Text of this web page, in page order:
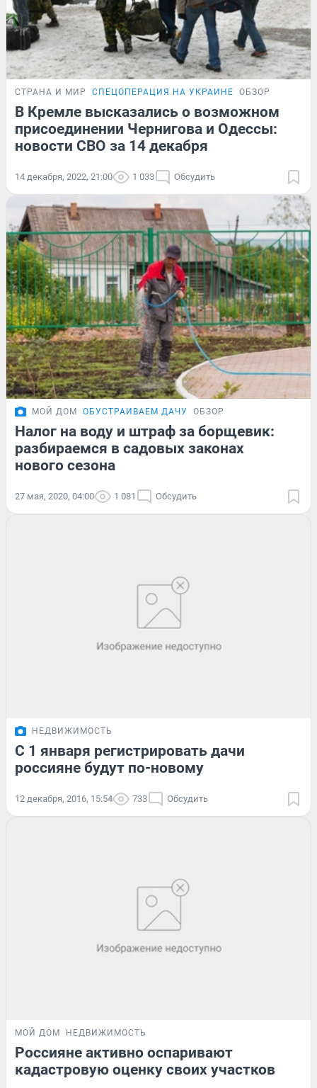
СТРАНА И МИР СПЕЦОПЕРАЦИЯ НА УКРАИНЕ ОБЗОР
В Кремле высказались о возможном
присоединении Чернигова и Одессы:
новости СВО за 14 декабря
14 декабря, 2022, 21:00 1 033 Обсудить
МОЙ ДОМ ОБУСТРАИВАЕМ ДАЧУ ОБЗОР
Налог на воду и штраф за борщевик:
разбираемся в садовых законах
нового сезона
27 мая, 2020, 04:00 1 081 Обсудить
НЕДВИЖИМОСТЬ
С 1 января регистрировать дачи
россияне будут по-новому
12 декабря, 2016, 15:54 733 Обсудить
МОЙ ДОМ НЕДВИЖИМОСТЬ
Россияне активно оспаривают
кадастровую оценку своих участков